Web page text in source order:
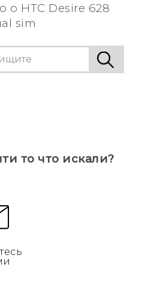
о HTC Desire 628
sim
то что искали?